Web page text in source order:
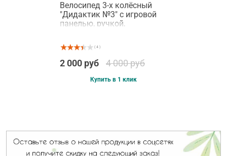
Велосипед 3-х колёсный
"Дидактик №3" с игровой
панелью, ручкой,
( 4 )
2 000 руб 4 000 руб
Купить в 1 клик